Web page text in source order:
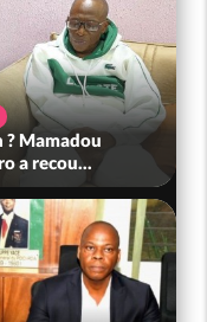
Mamadou
a recou...